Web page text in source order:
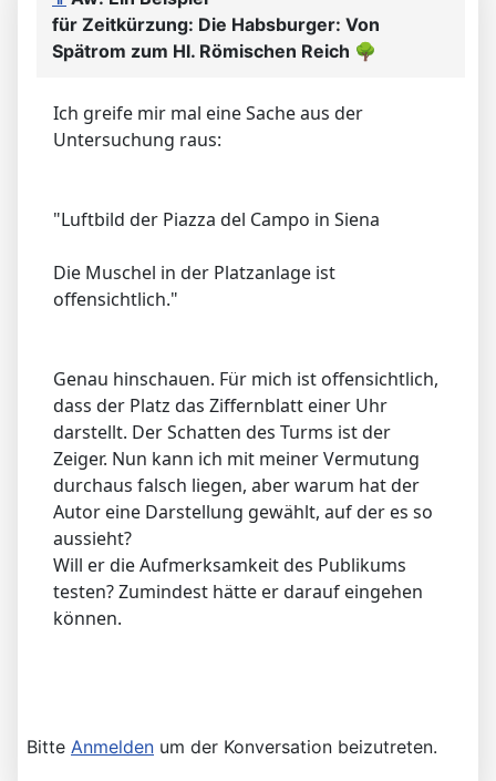
für Zeitkürzung: Die Habsburger: Von
Spätrom zum Hl. Römischen Reich 🌳
Ich greife mir mal eine Sache aus der
Untersuchung raus:
"Luftbild der Piazza del Campo in Siena
Die Muschel in der Platzanlage ist
offensichtlich."
Genau hinschauen. Für mich ist offensichtlich,
dass der Platz das Ziffernblatt einer Uhr
darstellt. Der Schatten des Turms ist der
Zeiger. Nun kann ich mit meiner Vermutung
durchaus falsch liegen, aber warum hat der
Autor eine Darstellung gewählt, auf der es so
aussieht?
Will er die Aufmerksamkeit des Publikums
testen? Zumindest hätte er darauf eingehen
können.
Bitte Anmelden um der Konversation beizutreten.